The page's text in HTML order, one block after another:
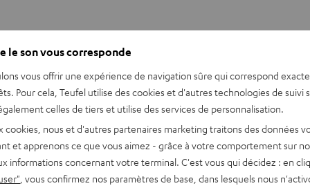
home-cinéma complet avec plusieurs enceintes
un simple casque. Grâce à des algorithmes avancés, la
le son vous corresponde
vous offrir une expérience de navigation sûre qui correspond
Pour cela, Teufel utilise des cookies et d'autres technologies de suivi
celles de tiers et utilise des services de personnalisation.
cookies, nous et d'autres partenaires marketing traitons des données
et apprenons ce que vous aimez - grâce à votre comportement sur
informations concernant votre terminal. C'est vous qui décidez : en
, vous confirmez nos paramètres de base, dans lesquels nous